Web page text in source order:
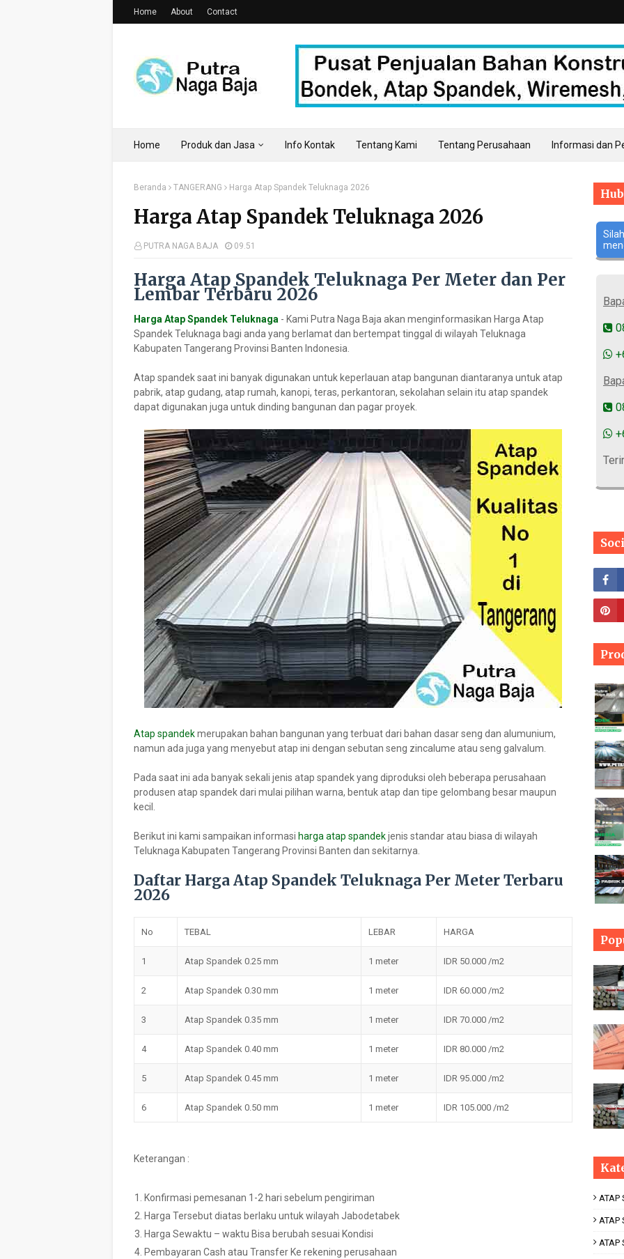
Home About Contact
Home Produk dan Jasa Info Kontak Tentang Kami Tentang Perusahaan Informasi dan
Beranda TANGERANG Harga Atap Spandek Teluknaga 2026
Harga Atap Spandek Teluknaga 2026
PUTRA NAGA BAJA 09.51
Harga Atap Spandek Teluknaga Per Meter dan Per
Lembar Terbaru 2026
Harga Atap Spandek Teluknaga - Kami Putra Naga Baja akan menginformasikan Harga Atap
Spandek Teluknaga bagi anda yang berlamat dan bertempat tinggal di wilayah Teluknaga
Kabupaten Tangerang Provinsi Banten Indonesia.
Atap spandek saat ini banyak digunakan untuk keperlauan atap bangunan diantaranya untuk atap
pabrik, atap gudang, atap rumah, kanopi, teras, perkantoran, sekolahan selain itu atap spandek
dapat digunakan juga untuk dinding bangunan dan pagar proyek.
Atap spandekmerupakan bahan bangunan yang terbuat dari bahan dasar seng dan alumunium,
namun ada juga yang menyebut atap ini dengan sebutan seng zincalume atau seng galvalum.
Pada saat ini ada banyak sekali jenis atap spandek yang diproduksi oleh beberapa perusahaan
produsen atap spandek dari mulai pilihan warna, bentuk atap dan tipe gelombang besar maupun
kecil.
Berikut ini kami sampaikan informasi harga atap spandekjenis standar atau biasa di wilayah
Teluknaga Kabupaten Tangerang Provinsi Banten dan sekitarnya.
Daftar Harga Atap Spandek Teluknaga Per Meter Terbaru
2026
No TEBAL LEBAR HARGA
1 Atap Spandek 0.25 mm 1 meter IDR 50.000 /m2
2 Atap Spandek 0.30 mm 1 meter IDR 60.000 /m2
3 Atap Spandek 0.35 mm 1 meter IDR 70.000 /m2
4 Atap Spandek 0.40 mm 1 meter IDR 80.000 /m2
5 Atap Spandek 0.45 mm 1 meter IDR 95.000 /m2
6 Atap Spandek 0.50 mm 1 meter IDR 105.000 /m2
Keterangan :
Konfirmasi pemesanan 1-2 hari sebelum pengiriman
Harga Tersebut diatas berlaku untuk wilayah Jabodetabek
Harga Sewaktu – waktu Bisa berubah sesuai Kondisi
Pembayaran Cash atau Transfer Ke rekening perusahaan
ATAP
ATAP
ATAP